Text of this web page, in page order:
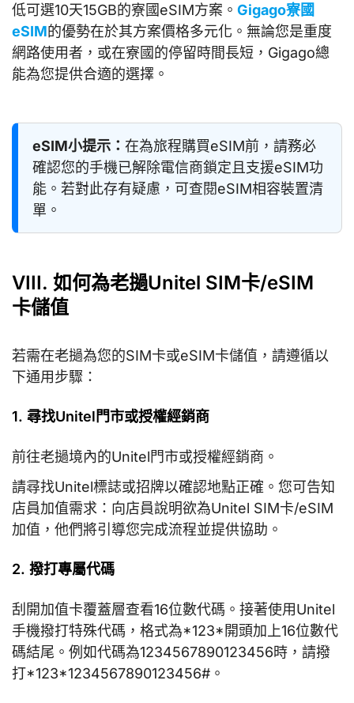
低可選10天15GB的寮國eSIM方案。 Gigago寮國
eSIM的優勢在於其方案價格多元化。無論您是重度
網路使用者，或在寮國的停留時間長短，Gigago總
能為您提供合適的選擇。
eSIM小提示： 在為旅程購買eSIM前，請務必
確認您的手機已解除電信商鎖定且支援eSIM功
能。若對此存有疑慮，可查閱eSIM相容裝置清
單。
VIII. 如何為老撾Unitel SIM卡/eSIM
卡儲值
若需在老撾為您的SIM卡或eSIM卡儲值，請遵循以
下通用步驟：
1. 尋找Unitel門市或授權經銷商
前往老撾境內的Unitel門市或授權經銷商。
請尋找Unitel標誌或招牌以確認地點正確。您可告知
店員加值需求：向店員說明欲為Unitel SIM卡/eSIM
加值，他們將引導您完成流程並提供協助。
2. 撥打專屬代碼
刮開加值卡覆蓋層查看16位數代碼。接著使用Unitel
手機撥打特殊代碼，格式為*123*開頭加上16位數代
碼結尾。例如代碼為1234567890123456時，請撥
打*123*1234567890123456#。